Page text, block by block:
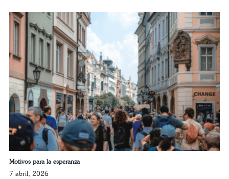
Motivos para la esperanza
7 abril, 2026